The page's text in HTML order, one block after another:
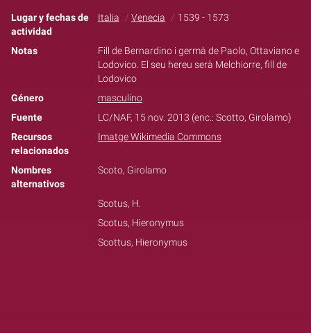
Lugar y fechas de
actividad
Italia Venecia 1539 - 1573
Notas
Fill de Bernardino i germà de Paolo, Ottaviano e
Lodovico. El seu hereu serà Melchiorre, fill de
Lodovico
Género
masculino
Fuente
LC/NAF, 15 nov. 2013 (enc.: Scotto, Girolamo)
Recursos
relacionados
Imatge Wikimedia Commons
Nombres
alternativos
Scoto, Girolamo
Scotus, H.
Scotus, Hieronymus
Scottus, Hieronymus